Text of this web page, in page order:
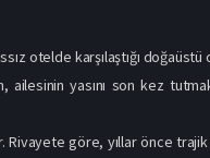
otelde karşılaştığı doğaüstü
ailesinin yasını son kez
Rivayete göre, yıllar önce trajik